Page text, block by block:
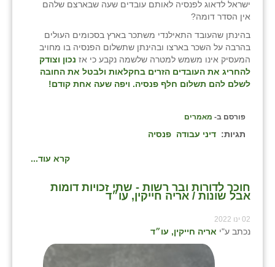
ישראל לדאוג לפנסיה לאותם עובדים שעה שבארצם שלהם
אין הסדר דומה?
בהינתן שהעובד התאילנדי משתכר בארץ בסכומים העולים
בהרבה על השכר בארצו ובהינתן שתשלום הפנסיה בו מחויב
המעסיק אינו משמש למטרה שלשמה נקבע כי אז נכון וצודק
להחריג את העובדים הזרים בחקלאות ולבטל את החובה
לשלם להם תשלום חלף פנסיה. ויפה שעה אחת קודם!
פורסם ב- מאמרים
תגיות: דיני עבודה פנסיה
קרא עוד...
חוכר לדורות ובר רשות - שתי זכויות דומות
אבל שונות / אריה חייקין, עו״ד
02 ינו 2022
נכתב ע"י אריה חייקין, עו״ד